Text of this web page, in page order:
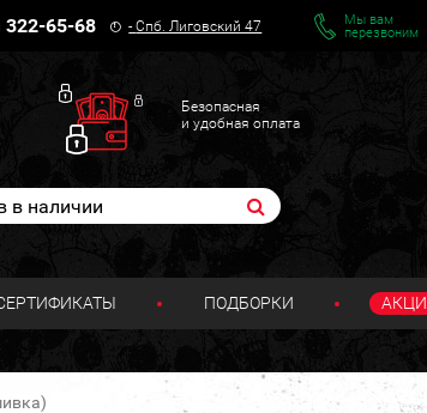
322-65-68 -Спб. Лиговский 47
Мы вам
перезвоним
Безопасная
и удобная оплата
ПОДБОРКИ